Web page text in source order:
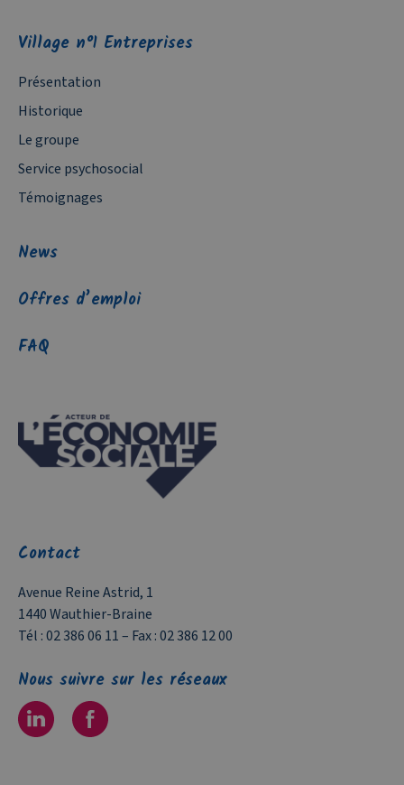
Village n°1 Entreprises
Présentation
Historique
Le groupe
Service psychosocial
Témoignages
News
Offres d’emploi
FAQ
Contact
Avenue Reine Astrid, 1
1440 Wauthier-Braine
Tél :02 386 06 11– Fax :02 386 12 00
Nous suivre sur les réseaux